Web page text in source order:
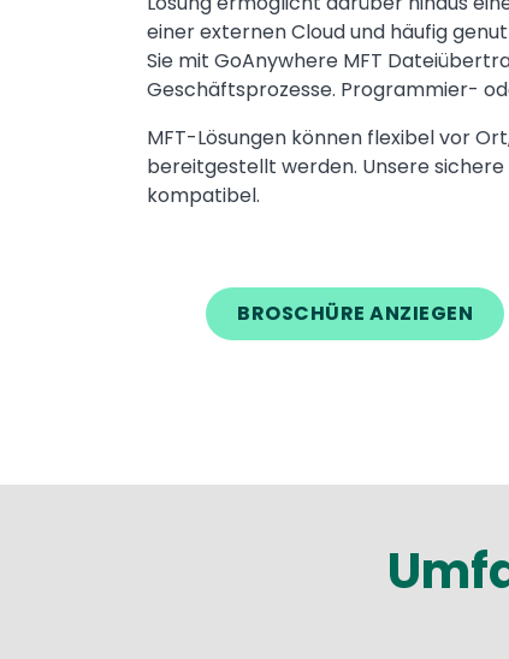
einer externen Cloud und häufig
Sie mit GoAnywhere MFT
Geschäftsprozesse. Programmier-
MFT-Lösungen können flexibel vor
bereitgestellt werden. Unsere
kompatibel.
BROSCHÜRE ANZIEGEN